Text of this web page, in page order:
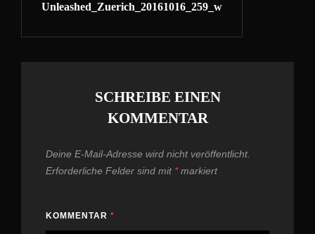
Post
Unleashed_Zuerich_20161016_259_w
SCHREIBE EINEN
KOMMENTAR
Deine E-Mail-Adresse wird nicht veröffentlicht.
Erforderliche Felder sind mit *markiert
KOMMENTAR *